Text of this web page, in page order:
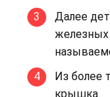
Далее
железных
Из более
крышка.